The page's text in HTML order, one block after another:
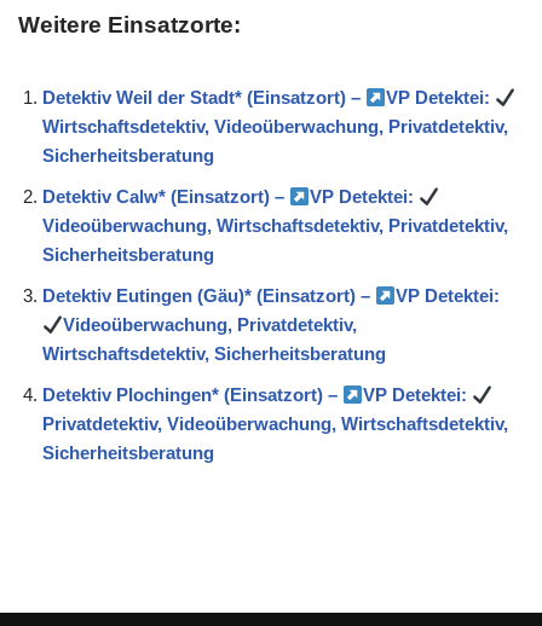
Weitere Einsatzorte:
Detektiv Weil der Stadt* (Einsatzort) –
VP Detektei:
Wirtschaftsdetektiv, Videoüberwachung, Privatdetektiv,
Sicherheitsberatung
Detektiv Calw* (Einsatzort) –
VP Detektei:
Videoüberwachung, Wirtschaftsdetektiv, Privatdetektiv,
Sicherheitsberatung
Detektiv Eutingen (Gäu)* (Einsatzort) –
VP Detektei:
Videoüberwachung, Privatdetektiv,
Wirtschaftsdetektiv, Sicherheitsberatung
Detektiv Plochingen* (Einsatzort) –
VP Detektei:
Privatdetektiv, Videoüberwachung, Wirtschaftsdetektiv,
Sicherheitsberatung